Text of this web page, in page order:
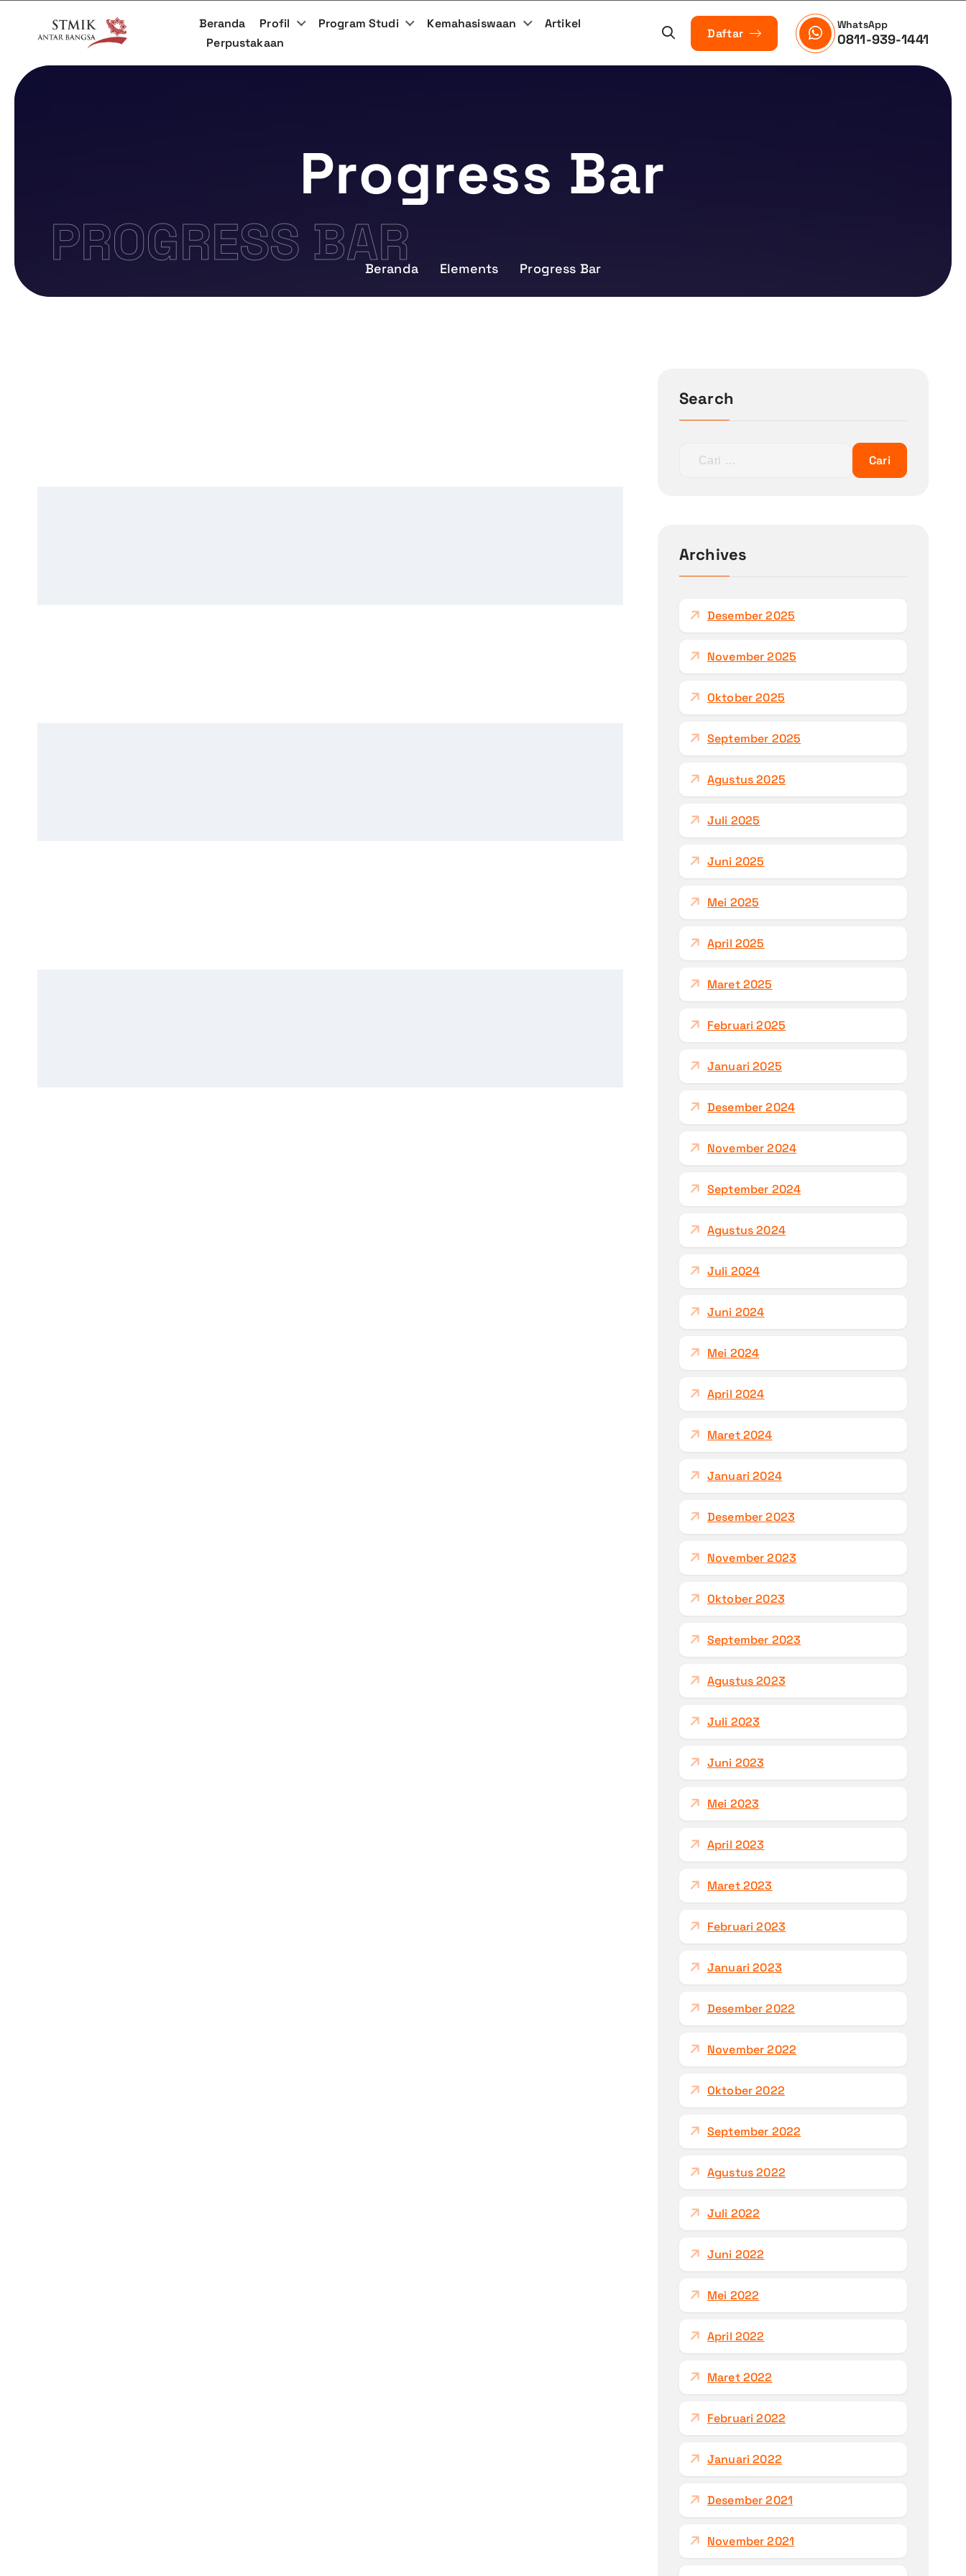
Beranda Profil Program Studi Kemahasiswaan
Artikel
Perpustakaan
Daftar
WhatsApp
0811-939-1441
PROGRESS BAR
Progress Bar
Beranda Elements Progress Bar
Search
Archives
Desember 2025
November 2025
Oktober 2025
September 2025
Agustus 2025
Juli 2025
Juni 2025
Mei 2025
April 2025
Maret 2025
Februari 2025
Januari 2025
Desember 2024
November 2024
September 2024
Agustus 2024
Juli 2024
Juni 2024
Mei 2024
April 2024
Maret 2024
Januari 2024
Desember 2023
November 2023
Oktober 2023
September 2023
Agustus 2023
Juli 2023
Juni 2023
Mei 2023
April 2023
Maret 2023
Februari 2023
Januari 2023
Desember 2022
November 2022
Oktober 2022
September 2022
Agustus 2022
Juli 2022
Juni 2022
Mei 2022
April 2022
Maret 2022
Februari 2022
Januari 2022
Desember 2021
November 2021